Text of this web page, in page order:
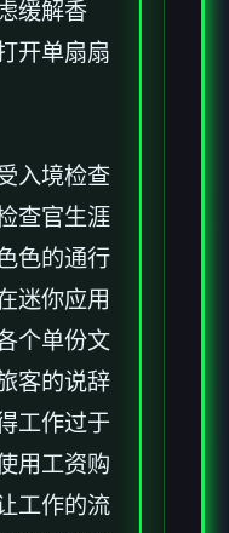
缓解香
开单扇扇
入境检查
查官生涯
色的通行
迷你应用
个单份文
客的说辞
工作过于
用工资购
工作的流